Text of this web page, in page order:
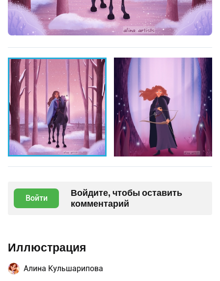
Войти
Войдите, чтобы оставить
комментарий
Иллюстрация
Алина Кульшарипова